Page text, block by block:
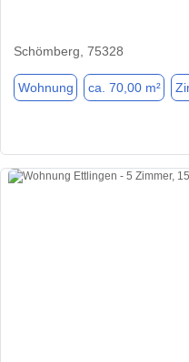
Schömberg, 75328
Wohnung ca. 70,00 m²